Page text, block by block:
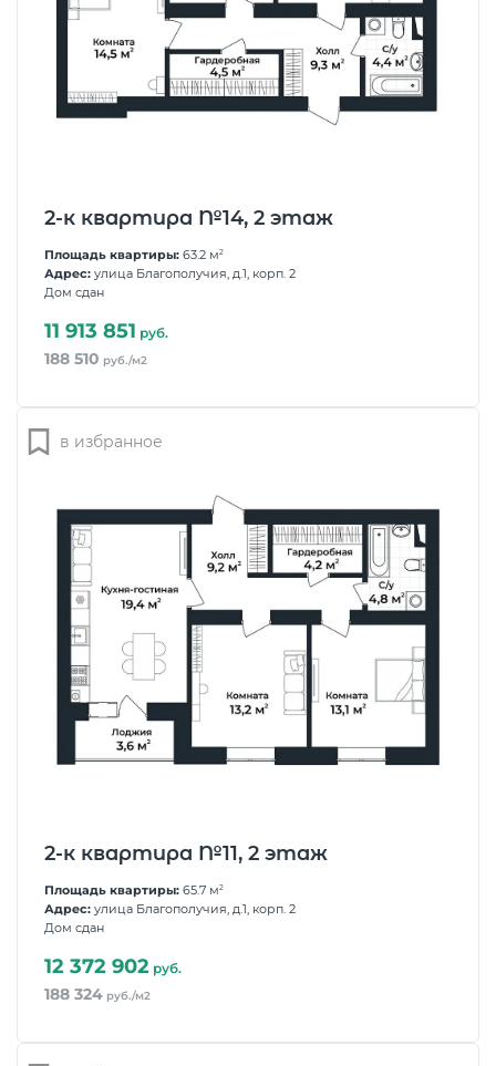
2-к квартира №14, 2 этаж
Площадь квартиры: 63.2 м2
Адрес: улица Благополучия, д.1, корп. 2
Дом сдан
11 913 851 руб.
188 510 руб./м2
в избранное
2-к квартира №11, 2 этаж
Площадь квартиры: 65.7 м2
Адрес: улица Благополучия, д.1, корп. 2
Дом сдан
12 372 902 руб.
188 324 руб./м2